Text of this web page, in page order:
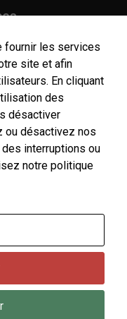
France Services le
fournir les services
site et afin
En cliquant
des
désactiver
ou désactivez nos
interruptions ou
notre politique
utiles au
notre site
de vous
des
et
cookies.
utilisons
pour
nos